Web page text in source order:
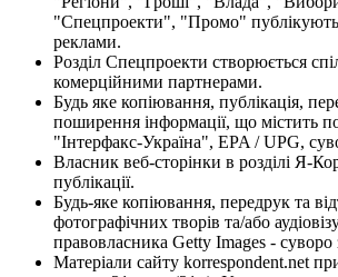
"Спецпроекти", "Промо"
реклами.
Розділ Спецпроекти створюється
комерційними партнерами.
Будь яке копіювання, публікація,
поширення інформації, що містить
"Інтерфакс-Україна", EPA / UPG,
Власник веб-сторінки в розділі Я-
публікації.
Будь-яке копіювання, передрук та
фотографічних творів та/або
правовласника Getty Images - суворо
Матеріали сайту korrespondent.net